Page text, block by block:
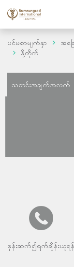
ပင်မစာမျက်နှာ အခ
နို့တိုက်
သတင်းအချက်အလက်
ဖုန်းဆက်၍ရက်ချိန်းယူရန်